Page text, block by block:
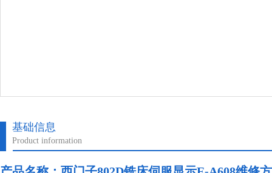
基础信息
Product information